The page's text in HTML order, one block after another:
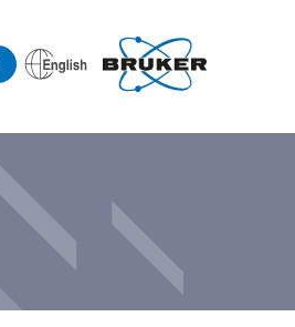
ラマン顕微鏡
密閉容器